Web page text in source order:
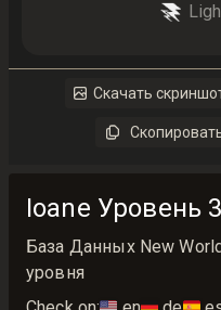
Скачать
Ioane Уровень
База Данных New
уровня